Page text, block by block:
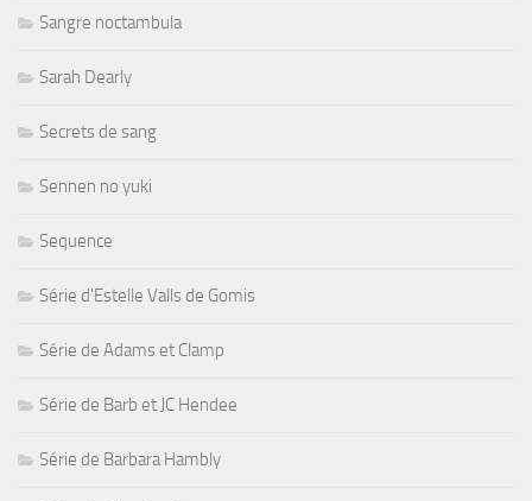
Sangre noctambula
Sarah Dearly
Secrets de sang
Sennen no yuki
Sequence
Série d'Estelle Valls de Gomis
Série de Adams et Clamp
Série de Barb et JC Hendee
Série de Barbara Hambly